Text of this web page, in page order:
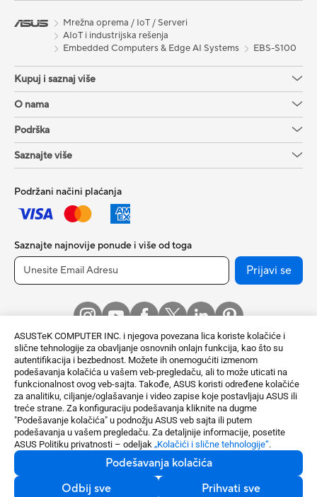
ASUSTeK COMPUTER INC. i njegova povezana lica koriste kolačiće i
slične tehnologije za obavljanje osnovnih onlajn funkcija, kao što su
autentifikacija i bezbednost. Možete ih onemogućiti izmenom
podešavanja kolačića u vašem veb-pregledaču, ali to može uticati na
funkcionalnost ovog veb-sajta. Takođe, ASUS koristi određene kolačiće
za analitiku, ciljanje/oglašavanje i video zapise koje postavljaju ASUS ili
treće strane. Za konfiguraciju podešavanja kliknite na dugme
"Podešavanje kolačića" u podnožju ASUS veb sajta ili putem
podešavanja u vašem pregledaču. Za detaljnije informacije, posetite
ASUS Politiku privatnosti – odeljak „Kolačići i slične tehnologije“.
Podešavanja kolačića
Odbij sve
Prihvati sve
Mrežna oprema / IoT / Serveri
AIoT i industrijska rešenja
Embedded Computers & Edge AI Systems
EBS-S100
Kupuj i saznaj više
O nama
Podrška
Saznajte više
Podržani načini plaćanja
Saznajte najnovije ponude i više od toga
Prijavi se
Serbia / Serbian
©ASUSTek Computer Inc. Sva prava zadržana
Obaveštenje o uslovima korišćenja
Politika privatnosti